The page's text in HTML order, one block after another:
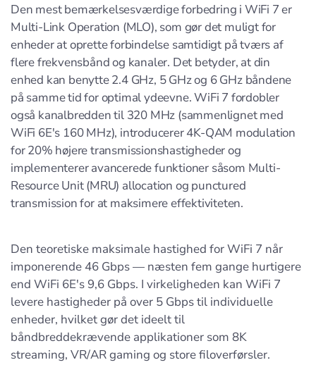
Den mest bemærkelsesværdige forbedring i WiFi 7 er
Multi-Link Operation (MLO), som gør det muligt for
enheder at oprette forbindelse samtidigt på tværs af
flere frekvensbånd og kanaler. Det betyder, at din
enhed kan benytte 2.4 GHz, 5 GHz og 6 GHz båndene
på samme tid for optimal ydeevne. WiFi 7 fordobler
også kanalbredden til 320 MHz (sammenlignet med
WiFi 6E's 160 MHz), introducerer 4K-QAM modulation
for 20% højere transmissionshastigheder og
implementerer avancerede funktioner såsom Multi-
Resource Unit (MRU) allocation og punctured
transmission for at maksimere effektiviteten.
Den teoretiske maksimale hastighed for WiFi 7 når
imponerende 46 Gbps — næsten fem gange hurtigere
end WiFi 6E's 9,6 Gbps. I virkeligheden kan WiFi 7
levere hastigheder på over 5 Gbps til individuelle
enheder, hvilket gør det ideelt til
båndbreddekrævende applikationer som 8K
streaming, VR/AR gaming og store filoverførsler.